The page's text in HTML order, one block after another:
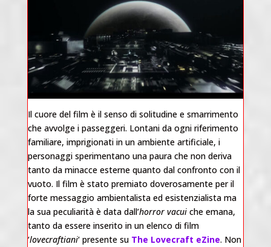
Il cuore del film è il senso di solitudine e smarrimento
che avvolge i passeggeri. Lontani da ogni riferimento
familiare, imprigionati in un ambiente artificiale, i
personaggi sperimentano una paura che non deriva
tanto da minacce esterne quanto dal confronto con il
vuoto. Il film è stato premiato doverosamente per il
forte messaggio ambientalista ed esistenzialista ma
la sua peculiarità è data dall’horror vacui che emana,
tanto da essere inserito in un elenco di film
‘lovecraftiani‘ presente su The Lovecraft eZine. Non